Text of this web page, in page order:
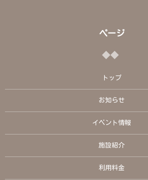
ページ
トップ
お知らせ
イベント情報
施設紹介
利用料金